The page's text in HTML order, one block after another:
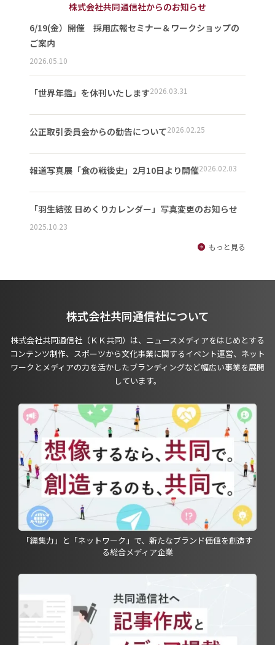
株式会社共同通信社からのお知らせ
6/19(金）開催 採用広報セミナー＆ワークショップの
ご案内
2026.05.10
「世界年鑑」を休刊いたします2026.03.31
公正取引委員会からの勧告について2026.02.25
報道写真展「食の戦後史」2月10日より開催2026.02.03
「羽生結弦 日めくりカレンダー」写真変更のお知らせ
2025.10.23
もっと見る
株式会社共同通信社について
株式会社共同通信社（ＫＫ共同）は、ニュースメディアをはじめとする
コンテンツ制作、スポーツから文化事業に関するイベント運営、ネット
ワークとメディアの力を活かしたブランディングなど幅広い事業を展開
しています。
「編集力」と「ネットワーク」で、新たなブランド価値を創造す
る総合メディア企業